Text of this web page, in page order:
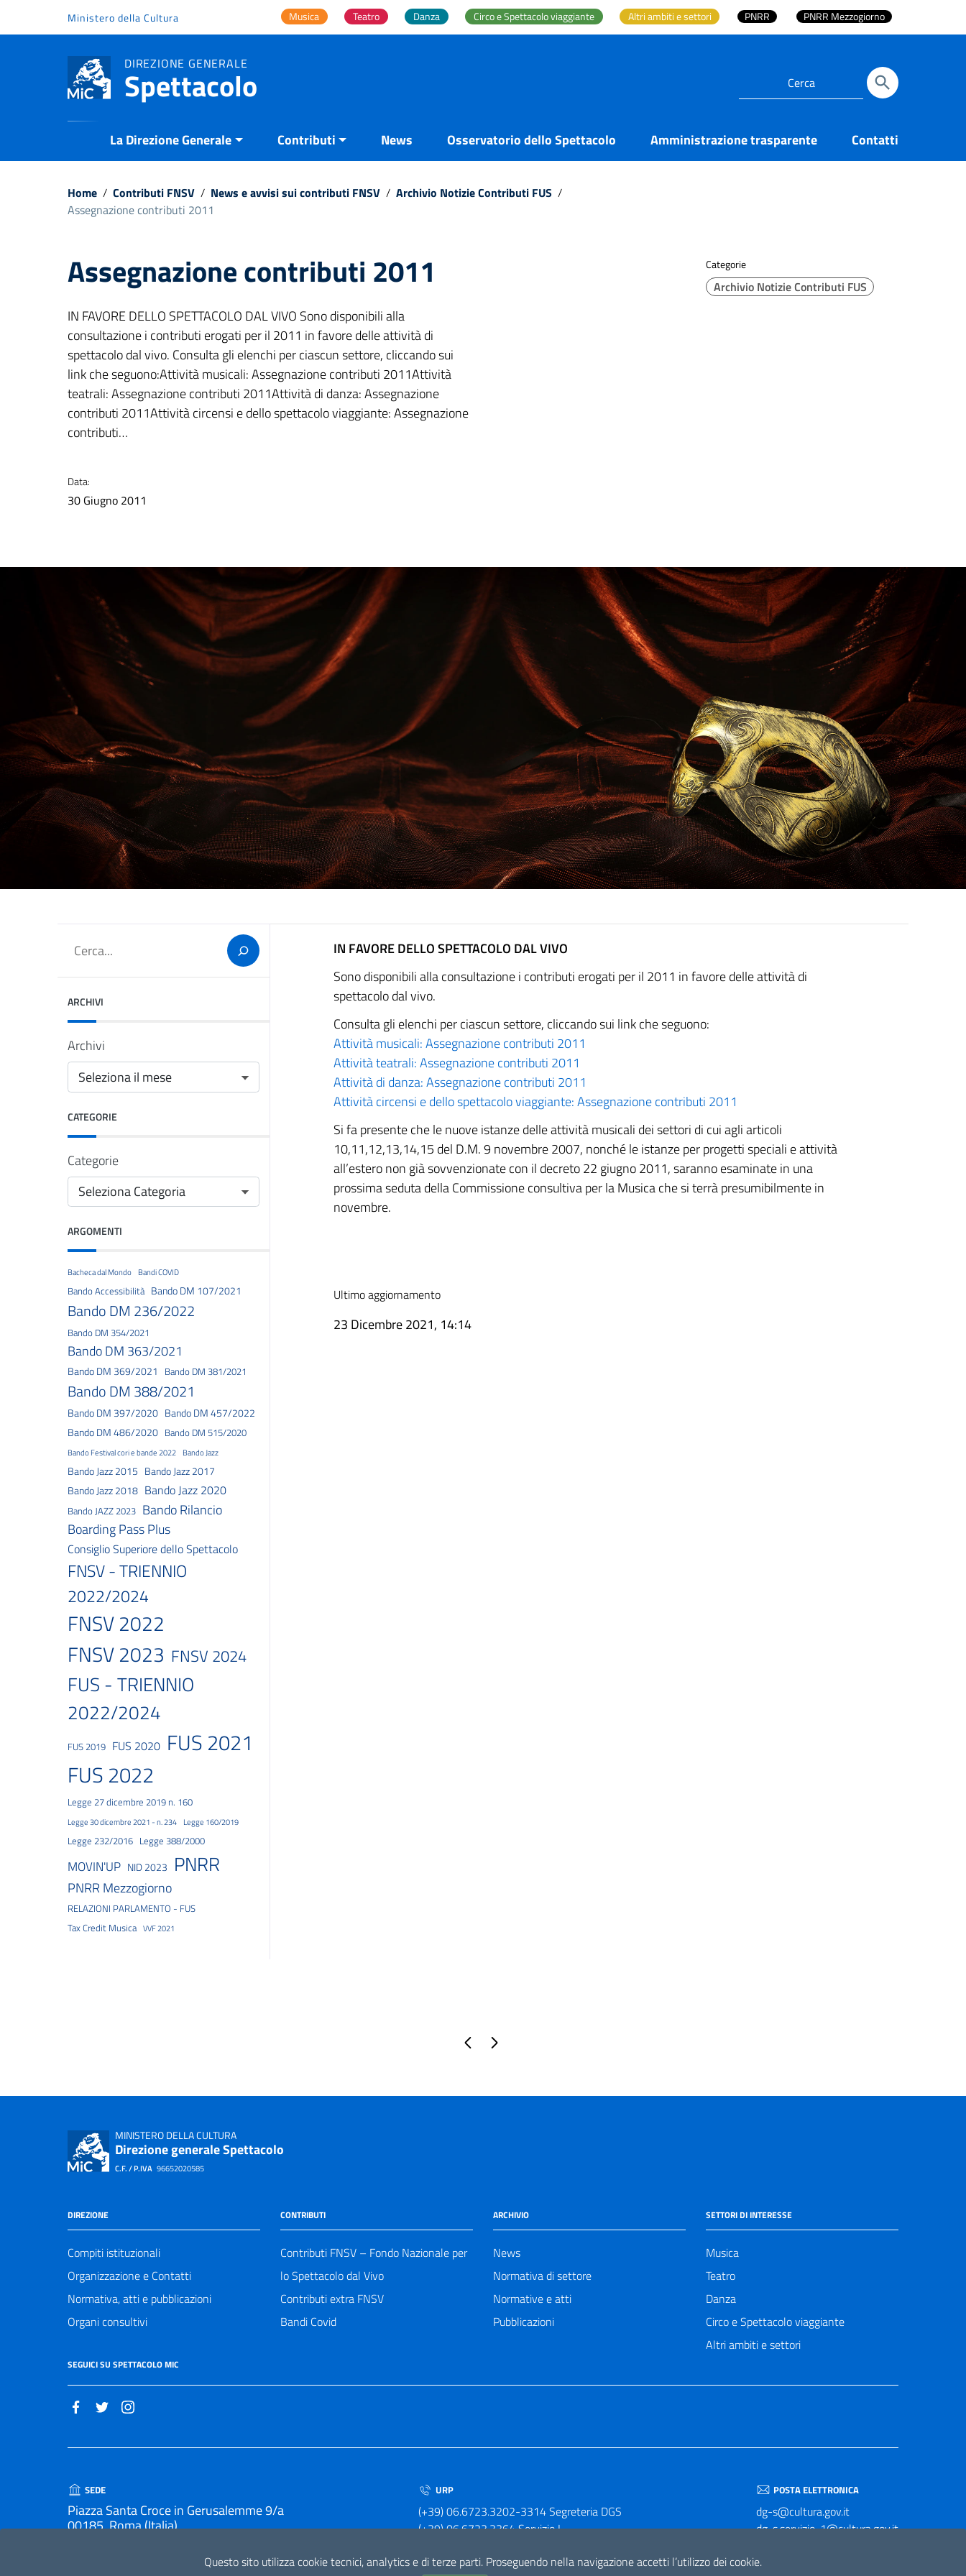
Questo sito utilizza cookie tecnici, analytics e di terze parti. Proseguendo nella navigazione accetti l’utilizzo dei cookie.
Vai al menu di navigazione
Ministero della Cultura Musica Teatro Danza Circo e Spettacolo viaggiante Altri ambiti e settori PNRR PNRR Mezzogiorno
DIREZIONE GENERALE
Spettacolo
La Direzione Generale Contributi News Osservatorio dello Spettacolo Amministrazione trasparente Contatti
Home / Contributi FNSV / News e avvisi sui contributi FNSV / Archivio Notizie Contributi FUS /
Assegnazione contributi 2011
Assegnazione contributi 2011
IN FAVORE DELLO SPETTACOLO DAL VIVO Sono disponibili alla
consultazione i contributi erogati per il 2011 in favore delle attività di
spettacolo dal vivo. Consulta gli elenchi per ciascun settore, cliccando sui
link che seguono:Attività musicali: Assegnazione contributi 2011Attività
teatrali: Assegnazione contributi 2011Attività di danza: Assegnazione
contributi 2011Attività circensi e dello spettacolo viaggiante: Assegnazione
contributi…
Categorie
Archivio Notizie Contributi FUS
Data:
30 Giugno 2011
Cerca
ARCHIVI
Archivi
CATEGORIE
Categorie
ARGOMENTI
Bacheca dal Mondo Bandi COVID
Bando Accessibilità Bando DM 107/2021
Bando DM 236/2022
Bando DM 354/2021
Bando DM 363/2021
Bando DM 369/2021 Bando DM 381/2021
Bando DM 388/2021
Bando DM 397/2020 Bando DM 457/2022
Bando DM 486/2020 Bando DM 515/2020
Bando Festival cori e bande 2022 Bando Jazz
Bando Jazz 2015 Bando Jazz 2017
Bando Jazz 2018 Bando Jazz 2020
Bando JAZZ 2023 Bando Rilancio
Boarding Pass Plus
Consiglio Superiore dello Spettacolo
FNSV - TRIENNIO
2022/2024
FNSV 2022
FNSV 2023 FNSV 2024
FUS - TRIENNIO
2022/2024
FUS 2019 FUS 2020 FUS 2021
FUS 2022
Legge 27 dicembre 2019 n. 160
Legge 30 dicembre 2021 - n. 234 Legge 160/2019
Legge 232/2016 Legge 388/2000
MOVIN'UP NID 2023 PNRR
PNRR Mezzogiorno
RELAZIONI PARLAMENTO - FUS
Tax Credit Musica VVF 2021
IN FAVORE DELLO SPETTACOLO DAL VIVO
Sono disponibili alla consultazione i contributi erogati per il 2011 in favore delle attività di
spettacolo dal vivo.
Consulta gli elenchi per ciascun settore, cliccando sui link che seguono:
Attività musicali: Assegnazione contributi 2011
Attività teatrali: Assegnazione contributi 2011
Attività di danza: Assegnazione contributi 2011
Attività circensi e dello spettacolo viaggiante: Assegnazione contributi 2011
Si fa presente che le nuove istanze delle attività musicali dei settori di cui agli articoli
10,11,12,13,14,15 del D.M. 9 novembre 2007, nonché le istanze per progetti speciali e attività
all’estero non già sovvenzionate con il decreto 22 giugno 2011, saranno esaminate in una
prossima seduta della Commissione consultiva per la Musica che si terrà presumibilmente in
novembre.
Ultimo aggiornamento
23 Dicembre 2021, 14:14
Pagina precedente
MINISTERO DELLA CULTURA
Direzione generale Spettacolo
C.F. / P.IVA 96652020585
DIREZIONE
Compiti istituzionali
Organizzazione e Contatti
Normativa, atti e pubblicazioni
Organi consultivi
CONTRIBUTI
Contributi FNSV – Fondo Nazionale per
lo Spettacolo dal Vivo
Contributi extra FNSV
Bandi Covid
ARCHIVIO
News
Normativa di settore
Normative e atti
Pubblicazioni
SETTORI DI INTERESSE
Musica
Teatro
Danza
Circo e Spettacolo viaggiante
Altri ambiti e settori
SEGUICI SU SPETTACOLO MIC
SEDE
Piazza Santa Croce in Gerusalemme 9/a
00185, Roma (Italia)
URP
(+39) 06.6723.3202-3314 Segreteria DGS
(+39) 06.6723.3364 Servizio I
POSTA ELETTRONICA
dg-s@cultura.gov.it
dg-s.servizio-1@cultura.gov.it
dg-s.servizio-3@cultura.gov.it